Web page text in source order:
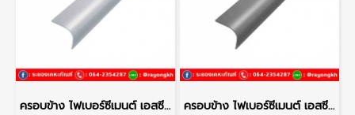
ครอบข้าง ไฟเบอร์ซีเมนต์ เอสซีจี รุ่นลอนคู่ ซีเมนต์ ครอบข้าง ไฟเบอร์ซีเมนต์ เอสซีจี รุ่นลอนคู่ สีเทาศิลา